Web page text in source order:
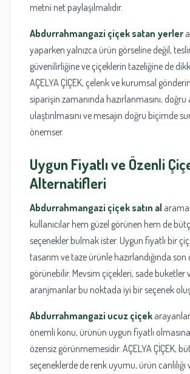
metni net paylaşılmalıdır.
Abdurrahmangazi çiçek satan yerler
yaparken yalnızca ürün görseline değil,
güvenilirliğine ve çiçeklerin tazeliğine de
AÇELYA ÇİÇEK, çelenk ve kurumsal
siparişin zamanında hazırlanmasını, doğru
ulaştırılmasını ve mesajın doğru biçimde
önemser.
Uygun Fiyatlı ve Özenli
Alternatifleri
Abdurrahmangazi çiçek satın al
kullanıcılar hem güzel görünen hem de
seçenekler bulmak ister. Uygun fiyatlı bir
tasarım ve taze ürünle hazırlandığında son
görünebilir. Mevsim çiçekleri, sade buketler
aranjmanlar bu noktada iyi bir seçenek
Abdurrahmangazi ucuz çiçek
önemli konu, ürünün uygun fiyatlı
özensiz görünmemesidir. AÇELYA ÇİÇEK,
seçeneklerde de renk uyumu, ürün canlılığı